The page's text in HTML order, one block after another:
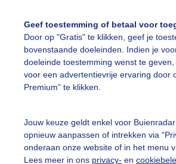
Geef toestemming of betaal voor
Door op "Gratis" te klikken, geef je
bovenstaande doeleinden. Indien je
doeleinde toestemming wenst te
voor een advertentievrije ervaring door
Premium” te klikken.
Jouw keuze geldt enkel voor
opnieuw aanpassen of intrekken via
onderaan onze website of in het menu
Lees meer in ons privacy- en
vragen
Mijn
De